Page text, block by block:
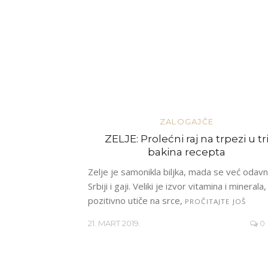
ZALOGAJČE
ZELJE: Prolećni raj na trpezi u tri
bakina recepta
Zelje je samonikla biljka, mada se već
Srbiji i gaji. Veliki je izvor vitamina i minerala,
pozitivno utiče na srce, PROČITAJTE JOŠ
21. MART 2019. 0